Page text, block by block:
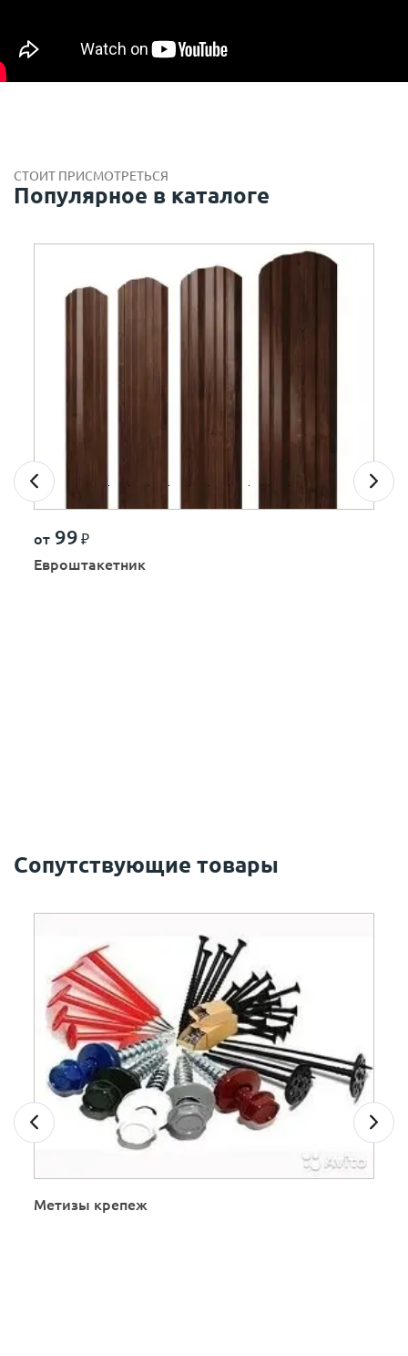
СТОИТ ПРИСМОТРЕТЬСЯ
Популярное в каталоге
от 99 ₽
Евроштакетник
Сопутствующие товары
Метизы крепеж